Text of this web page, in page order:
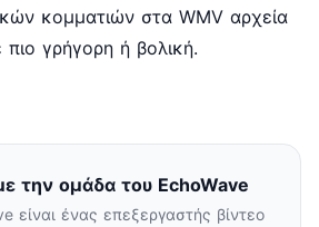
κομματιών στα WMV αρχεία
γρήγορη ή βολική.
την ομάδα του EchoWave
είναι ένας επεξεργαστής βίντεο